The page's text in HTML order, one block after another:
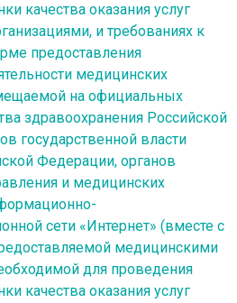
качества оказания услуг
и требованиях к
предоставления
медицинских
на официальных
здравоохранения Российской
государственной власти
Федерации, органов
и медицинских
сети «Интернет» (вместе с
медицинскими
для проведения
качества оказания услуг